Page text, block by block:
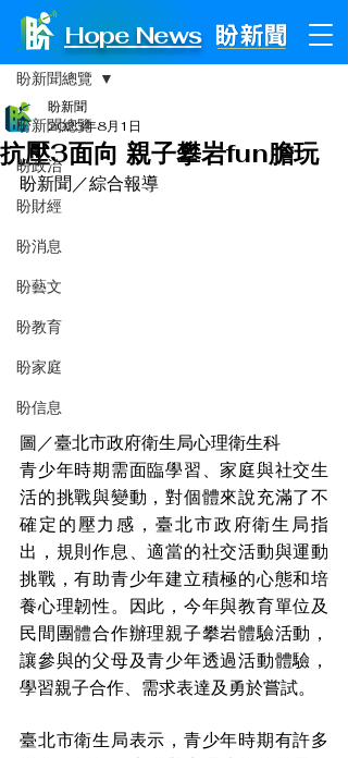
Hope News
文章
盼新聞總覽
盼政治
盼財經
盼消息
盼藝文
盼教育
盼家庭
盼信息
盼新聞總覽
抗壓3面向 親子攀岩fun膽玩
盼新聞
2023年8月1日
盼新聞／綜合報導
圖／臺北市政府衛生局心理衛生科
青少年時期需面臨學習、家庭與社交生
活的挑戰與變動，對個體來說充滿了不
確定的壓力感，臺北市政府衛生局指
出，規則作息、適當的社交活動與運動
挑戰，有助青少年建立積極的心態和培
養心理韌性。因此，今年與教育單位及
民間團體合作辦理親子攀岩體驗活動，
讓參與的父母及青少年透過活動體驗，
學習親子合作、需求表達及勇於嘗試。
臺北市衛生局表示，青少年時期有許多